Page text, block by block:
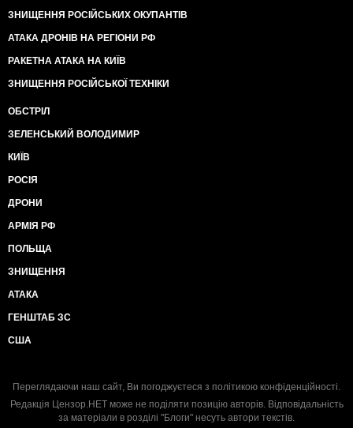
ЗНИЩЕННЯ РОСІЙСЬКИХ ОКУПАНТІВ
АТАКА ДРОНІВ НА РЕГІОНИ РФ
РАКЕТНА АТАКА НА КИЇВ
ЗНИЩЕННЯ РОСІЙСЬКОЇ ТЕХНІКИ
ОБСТРІЛ
ЗЕЛЕНСЬКИЙ ВОЛОДИМИР
КИЇВ
РОСІЯ
ДРОНИ
АРМІЯ РФ
ПОЛЬЩА
ЗНИЩЕННЯ
АТАКА
ГЕНШТАБ ЗС
США
Переглядаючи наш сайт, Ви погоджуєтеся з політикою конфіденційності.
Редакція Цензор.НЕТ може не поділяти позицію авторів. Відповідальність
за матеріали в розділі "Блоги" несуть автори текстів.